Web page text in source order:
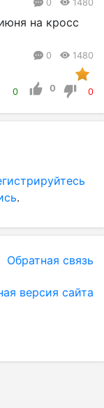
на кросс
0 1480
0 0 0
.
Обратная связь
версия сайта